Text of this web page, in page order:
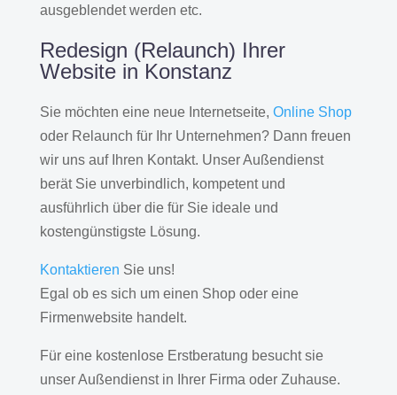
ausgeblendet werden etc.
Redesign (Relaunch) Ihrer
Website in Konstanz
Sie möchten eine neue Internetseite, Online Shop
oder Relaunch für Ihr Unternehmen? Dann freuen
wir uns auf Ihren Kontakt. Unser Außendienst
berät Sie unverbindlich, kompetent und
ausführlich über die für Sie ideale und
kostengünstigste Lösung.
Kontaktieren Sie uns!
Egal ob es sich um einen Shop oder eine
Firmenwebsite handelt.
Für eine kostenlose Erstberatung besucht sie
unser Außendienst in Ihrer Firma oder Zuhause.